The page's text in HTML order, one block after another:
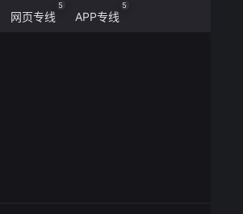
网页专线
5
APP专线
5